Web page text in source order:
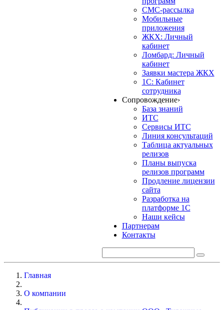
СМС-рассылка
Мобильные
приложения
ЖКХ: Личный
кабинет
Ломбард: Личный
кабинет
Заявки мастера ЖКХ
1С: Кабинет
сотрудника
Сопровождение›
База знаний
ИТС
Сервисы ИТС
Линия консультаций
Таблица актуальных
релизов
Планы выпуска
релизов программ
Продление лицензии
сайта
Разработка на
платформе 1С
Наши кейсы
Партнерам
Контакты
Главная
О компании